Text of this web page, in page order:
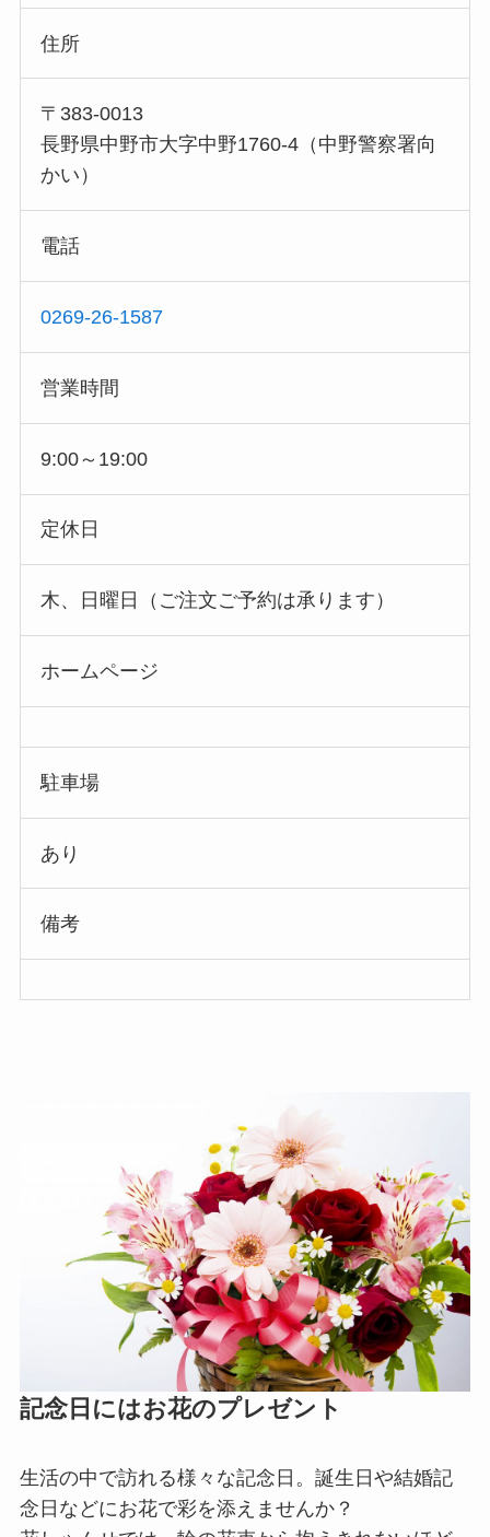
住所
〒383-0013
長野県中野市大字中野1760-4（中野警察署向
かい）
電話
0269-26-1587
営業時間
9:00～19:00
定休日
木、日曜日（ご注文ご予約は承ります）
ホームページ
駐車場
あり
備考
記念日にはお花のプレゼント
生活の中で訪れる様々な記念日。誕生日や結婚記
念日などにお花で彩を添えませんか？